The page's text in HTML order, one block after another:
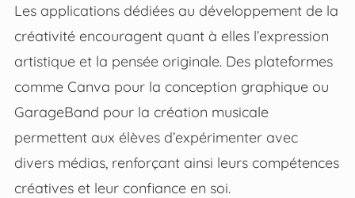
Les applications dédiées au développement de la
créativité encouragent quant à elles l’expression
artistique et la pensée originale. Des plateformes
comme Canva pour la conception graphique ou
GarageBand pour la création musicale
permettent aux élèves d’expérimenter avec
divers médias, renforçant ainsi leurs compétences
créatives et leur confiance en soi.